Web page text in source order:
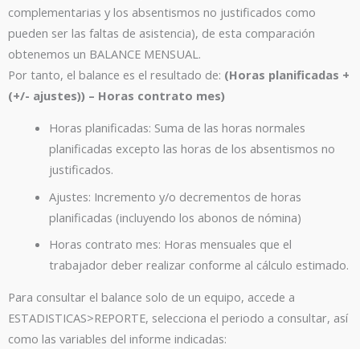
complementarias y los absentismos no justificados como
pueden ser las faltas de asistencia), de esta comparación
obtenemos un BALANCE MENSUAL.
Por tanto, el balance es el resultado de: (Horas planificadas +
(+/- ajustes)) – Horas contrato mes)
Horas planificadas: Suma de las horas normales
planificadas excepto las horas de los absentismos no
justificados.
Ajustes: Incremento y/o decrementos de horas
planificadas (incluyendo los abonos de nómina)
Horas contrato mes: Horas mensuales que el
trabajador deber realizar conforme al cálculo estimado.
Para consultar el balance solo de un equipo, accede a
ESTADISTICAS>REPORTE, selecciona el periodo a consultar, así
como las variables del informe indicadas: